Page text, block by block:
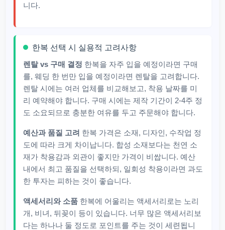
니다.
한복 선택 시 실용적 고려사항
렌탈 vs 구매 결정 한복을 자주 입을 예정이라면 구매
를, 웨딩 한 번만 입을 예정이라면 렌탈을 고려합니다.
렌탈 시에는 여러 업체를 비교해보고, 착용 날짜를 미
리 예약해야 합니다. 구매 시에는 제작 기간이 2-4주 정
도 소요되므로 충분한 여유를 두고 주문해야 합니다.
예산과 품질 고려 한복 가격은 소재, 디자인, 수작업 정
도에 따라 크게 차이납니다. 합성 소재보다는 천연 소
재가 착용감과 외관이 좋지만 가격이 비쌉니다. 예산
내에서 최고 품질을 선택하되, 일회성 착용이라면 과도
한 투자는 피하는 것이 좋습니다.
액세서리와 소품 한복에 어울리는 액세서리로는 노리
개, 비녀, 뒤꽂이 등이 있습니다. 너무 많은 액세서리보
다는 하나나 둘 정도로 포인트를 주는 것이 세련됩니